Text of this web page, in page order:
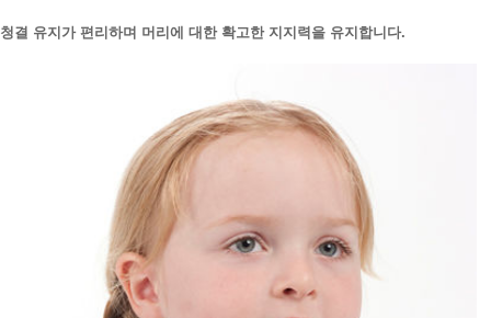
청결 유지가 편리하며 머리에 대한 확고한 지지력을 유지합니다.